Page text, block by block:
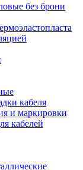
без брони
кабеля
и маркировки
кабелей